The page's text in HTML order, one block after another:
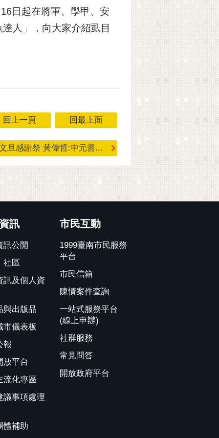
日起在將軍、學甲、安
人」，向大家介紹虱目
回上一頁 回最上面
旦感謝祭 黃偉哲:中元普...
訊
訊公開
社區
訊及個人資
與出版品
市儀表板
報
放平台
流化專區
議事項處理
體補助
市民互動
1999臺南市民服務
平台
市民信箱
陳情案件查詢
一站式服務平台
(線上申辦)
社群服務
常見問答
開放政府平台